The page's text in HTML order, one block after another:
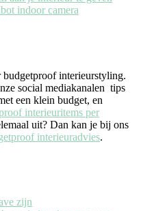
indoor camera
interieurstyling.
social mediakanalen tips
een klein budget, en
interieuritems per
uit? Dan kan je bij ons
interieuradvies.
zijn